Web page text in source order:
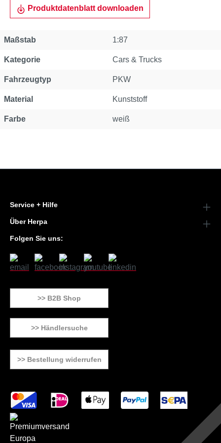
Produktdatenblatt downloaden
Eigenschaft
Maßstab 1:87
Kategorie Cars & Trucks
Fahrzeugtyp PKW
Material Kunststoff
Farbe weiß
Service + Hilfe
Über Herpa
Folgen Sie uns:
>> B2B Shop
>> Händlersuche
>> Bestellung widerrufen